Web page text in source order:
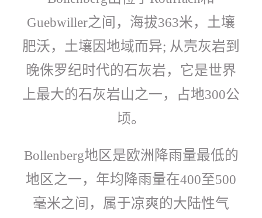
Guebwiller之间，海拔363米，土壤
肥沃，土壤因地域而异; 从壳灰岩到
晚侏罗纪时代的石灰岩，它是世界
上最大的石灰岩山之一，占地300公
顷。
Bollenberg地区是欧洲降雨量最低的
地区之一，年均降雨量在400至500
毫米之间，属于凉爽的大陆性气